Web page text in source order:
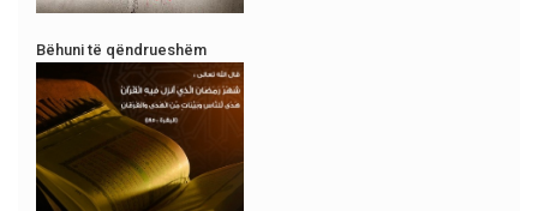
Bëhuni të qëndrueshëm